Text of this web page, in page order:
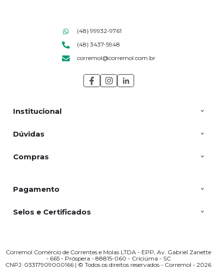
Institucional
Dúvidas
Compras
(48) 99932-9761
(48) 3437-5948
corremol@corremol.com.br
Pagamento
Selos e Certificados
Corremol Comércio de Correntes e Molas LTDA - EPP, Av. Gabriel Zanette
- 665 - Próspera - 88815-060 - Criciúma - SC
CNPJ: 03317909000166 | © Todos os direitos reservados - Corremol - 2026